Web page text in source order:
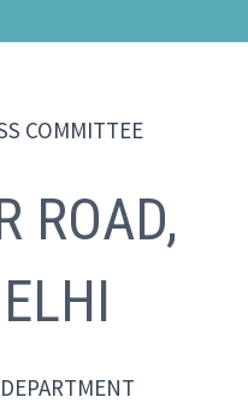
COMMITTEE
ROAD,